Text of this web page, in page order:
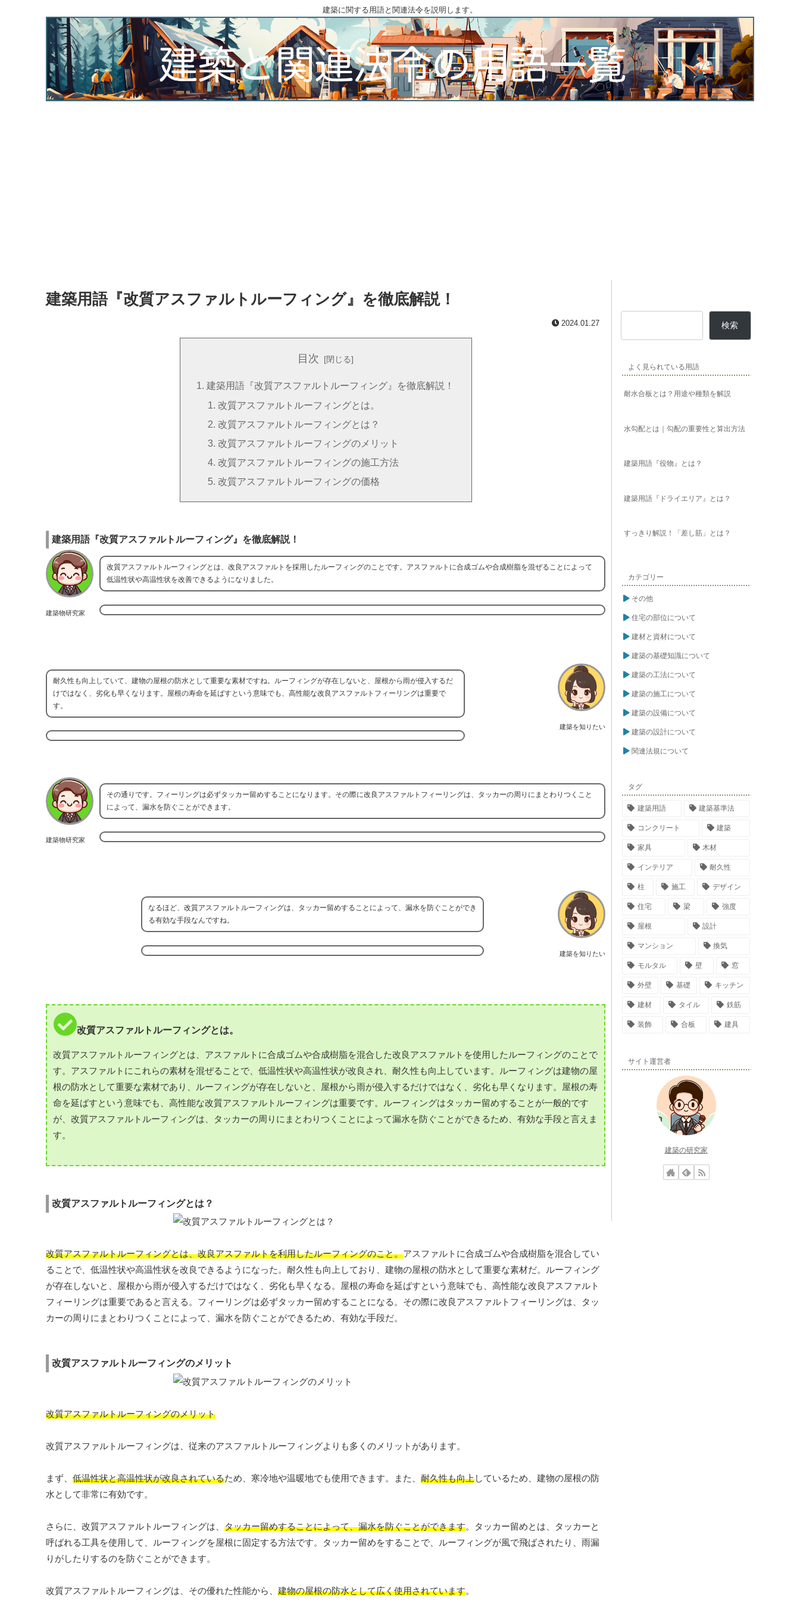
建築に関する用語と関連法令を説明します。
建築用語『改質アスファルトルーフィング』を徹底解説！
2024.01.27
目次
建築用語『改質アスファルトルーフィング』を徹底解説！
改質アスファルトルーフィングとは。
改質アスファルトルーフィングとは？
改質アスファルトルーフィングのメリット
改質アスファルトルーフィングの施工方法
改質アスファルトルーフィングの価格
建築用語『改質アスファルトルーフィング』を徹底解説！
建築物研究家
改質アスファルトルーフィングとは、改良アスファルトを採用したルーフィングのことです。アスファルトに合成ゴムや合成樹脂を混ぜることによって
低温性状や高温性状を改善できるようになりました。
建築を知りたい
耐久性も向上していて、建物の屋根の防水として重要な素材ですね。ルーフィングが存在しないと、屋根から雨が侵入するだ
けではなく、劣化も早くなります。屋根の寿命を延ばすという意味でも、高性能な改良アスファルトフィーリングは重要で
す。
建築物研究家
その通りです。フィーリングは必ずタッカー留めすることになります。その際に改良アスファルトフィーリングは、タッカーの周りにまとわりつくこと
によって、漏水を防ぐことができます。
建築を知りたい
なるほど、改質アスファルトルーフィングは、タッカー留めすることによって、漏水を防ぐことができ
る有効な手段なんですね。
改質アスファルトルーフィングとは。
改質アスファルトルーフィングとは、アスファルトに合成ゴムや合成樹脂を混合した改良アスファルトを使用したルーフィングのことで
す。アスファルトにこれらの素材を混ぜることで、低温性状や高温性状が改良され、耐久性も向上しています。ルーフィングは建物の屋
根の防水として重要な素材であり、ルーフィングが存在しないと、屋根から雨が侵入するだけではなく、劣化も早くなります。屋根の寿
命を延ばすという意味でも、高性能な改質アスファルトルーフィングは重要です。ルーフィングはタッカー留めすることが一般的です
が、改質アスファルトルーフィングは、タッカーの周りにまとわりつくことによって漏水を防ぐことができるため、有効な手段と言えま
す。
改質アスファルトルーフィングとは？
改質アスファルトルーフィングとは、改良アスファルトを利用したルーフィングのこと。アスファルトに合成ゴムや合成樹脂を混合してい
ることで、低温性状や高温性状を改良できるようになった。耐久性も向上しており、建物の屋根の防水として重要な素材だ。ルーフィング
が存在しないと、屋根から雨が侵入するだけではなく、劣化も早くなる。屋根の寿命を延ばすという意味でも、高性能な改良アスファルト
フィーリングは重要であると言える。フィーリングは必ずタッカー留めすることになる。その際に改良アスファルトフィーリングは、タッ
カーの周りにまとわりつくことによって、漏水を防ぐことができるため、有効な手段だ。
改質アスファルトルーフィングのメリット
改質アスファルトルーフィングのメリット
改質アスファルトルーフィングは、従来のアスファルトルーフィングよりも多くのメリットがあります。
まず、 低温性状と高温性状が改良されているため、寒冷地や温暖地でも使用できます。また、 耐久性も向上しているため、建物の屋根の防
水として非常に有効です。
さらに、改質アスファルトルーフィングは、 タッカー留めすることによって、漏水を防ぐことができます。タッカー留めとは、タッカーと
呼ばれる工具を使用して、ルーフィングを屋根に固定する方法です。タッカー留めをすることで、ルーフィングが風で飛ばされたり、雨漏
りがしたりするのを防ぐことができます。
改質アスファルトルーフィングは、その優れた性能から、 建物の屋根の防水として広く使用されています。
検索
よく見られている用語
耐水合板とは？用途や種類を解説
水勾配とは｜勾配の重要性と算出方法
建築用語『役物』とは？
建築用語『ドライエリア』とは？
すっきり解説！「差し筋」とは？
カテゴリー
その他
住宅の部位について
建材と資材について
建築の基礎知識について
建築の工法について
建築の施工について
建築の設備について
建築の設計について
関連法規について
タグ
建築用語 建築基準法
コンクリート 建築
家具 木材
インテリア 耐久性
柱 施工 デザイン
住宅 梁 強度
屋根 設計
マンション 換気
モルタル 壁 窓
外壁 基礎 キッチン
建材 タイル 鉄筋
装飾 合板 建具
サイト運営者
建築の研究家